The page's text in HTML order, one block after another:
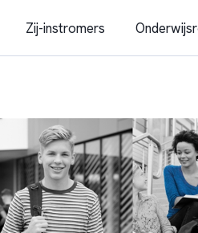
Zij-instromers